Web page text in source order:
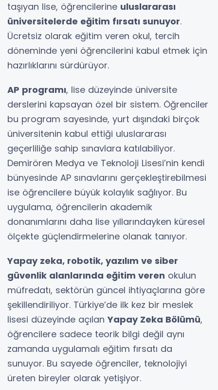
taşıyan lise, öğrencilerine uluslararası
üniversitelerde eğitim fırsatı sunuyor.
Ücretsiz olarak eğitim veren okul, tercih
döneminde yeni öğrencilerini kabul etmek için
hazırlıklarını sürdürüyor.
AP programı, lise düzeyinde üniversite
derslerini kapsayan özel bir sistem. Öğrenciler
bu program sayesinde, yurt dışındaki birçok
üniversitenin kabul ettiği uluslararası
geçerliliğe sahip sınavlara katılabiliyor.
Demirören Medya ve Teknoloji Lisesi’nin kendi
bünyesinde AP sınavlarını gerçekleştirebilmesi
ise öğrencilere büyük kolaylık sağlıyor. Bu
uygulama, öğrencilerin akademik
donanımlarını daha lise yıllarındayken küresel
ölçekte güçlendirmelerine olanak tanıyor.
Yapay zeka, robotik, yazılım ve siber
güvenlik alanlarında eğitim veren okulun
müfredatı, sektörün güncel ihtiyaçlarına göre
şekillendiriliyor. Türkiye’de ilk kez bir meslek
lisesi düzeyinde açılan Yapay Zeka Bölümü,
öğrencilere sadece teorik bilgi değil aynı
zamanda uygulamalı eğitim fırsatı da
sunuyor. Bu sayede öğrenciler, teknolojiyi
üreten bireyler olarak yetişiyor.